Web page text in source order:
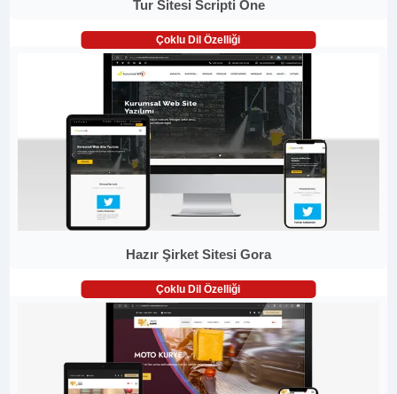
Tur Sitesi Scripti One
Çoklu Dil Özelliği
Hazır Şirket Sitesi Gora
Çoklu Dil Özelliği